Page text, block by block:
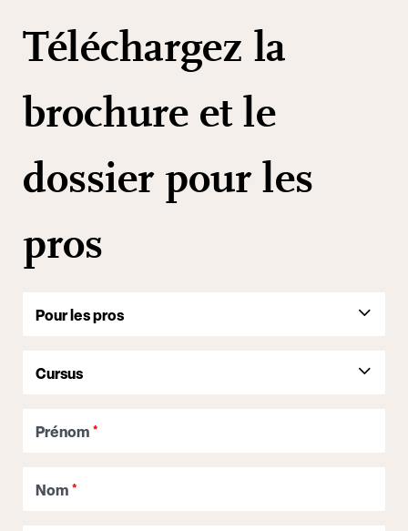
Téléchargez la
brochure et le
dossier pour les
pros
Prénom *
Nom *